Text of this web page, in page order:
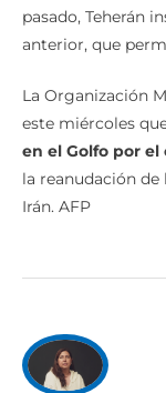
pasado, Teherán
anterior, que
La Organización
este miércoles
en el Golfo por
la reanudación
Irán. AFP